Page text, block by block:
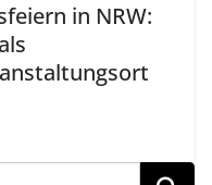
in NRW: